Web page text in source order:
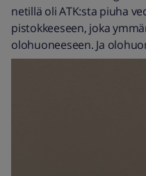
netillä oli ATK:sta piuha
pistokkeeseen, joka
olohuoneeseen. Ja